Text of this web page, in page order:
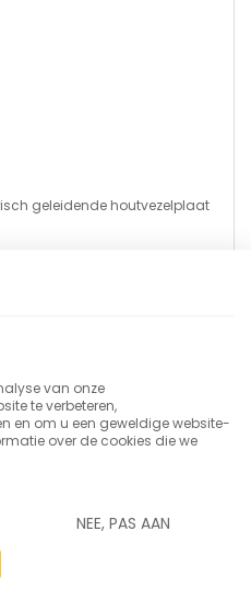
geleidende houtvezelplaat
over:
laadvlak
van onze
te verbeteren,
en om u een geweldige website-
over de cookies die we
NEE, PAS AAN